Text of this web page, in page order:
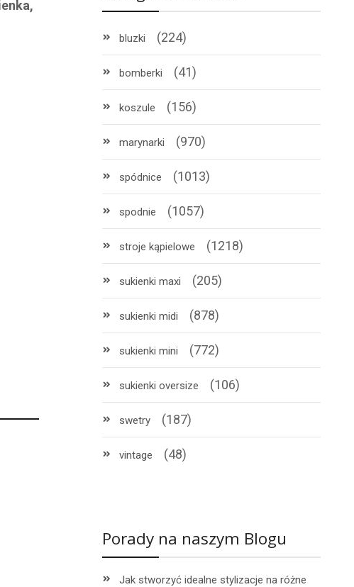
bluzki (224)
bomberki (41)
koszule (156)
marynarki (970)
spódnice (1013)
spodnie (1057)
stroje kąpielowe (1218)
sukienki maxi (205)
sukienki midi (878)
sukienki mini (772)
sukienki oversize (106)
swetry (187)
vintage (48)
Porady na naszym Blogu
Jak stworzyć idealne stylizacje na różne